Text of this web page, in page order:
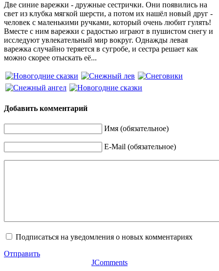
Две синие варежки - дружные сестрички. Они появились на
свет из клубка мягкой шерсти, а потом их нашёл новый друг -
человек с маленькими ручками, который очень любит гулять!
Вместе с ним варежки с радостью играют в пушистом снегу и
исследуют увлекательный мир вокруг. Однажды левая
варежка случайно теряется в сугробе, и сестра решает как
можно скорее отыскать её...
Добавить комментарий
Имя (обязательное)
E-Mail (обязательное)
Подписаться на уведомления о новых комментариях
Отправить
JComments